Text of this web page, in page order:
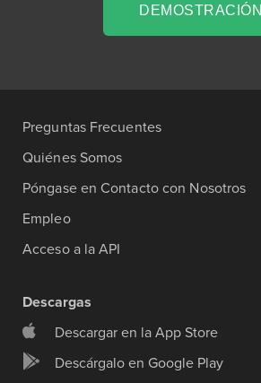
DEMOSTRACIÓN
Preguntas Frecuentes
Quiénes Somos
Póngase en Contacto con Nosotros
Empleo
Acceso a la API
Descargas
Descargar en la App Store
Descárgalo en Google Play